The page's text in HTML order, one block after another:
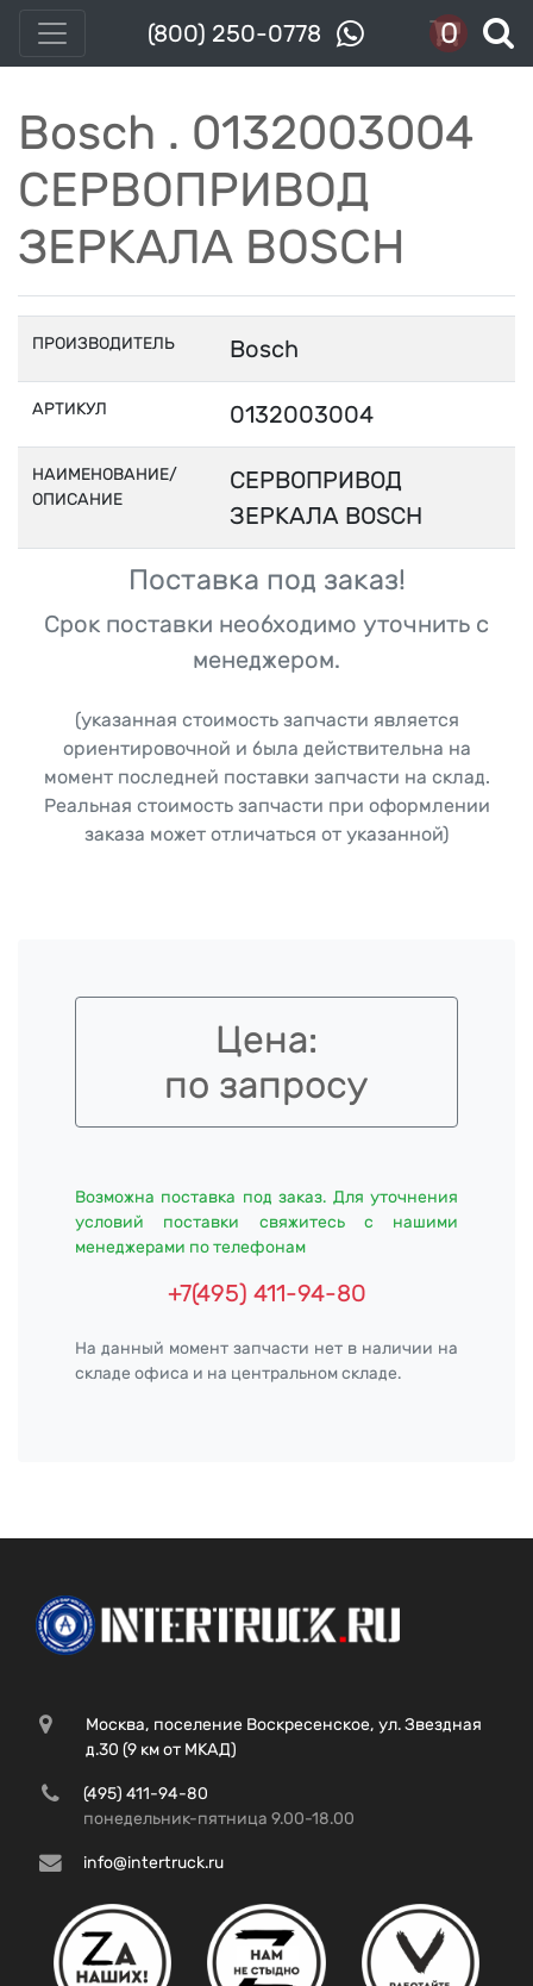
(800) 250-0778 0
Bosch . 0132003004
СЕРВОПРИВОД
ЗЕРКАЛА BOSCH
ПРОИЗВОДИТЕЛЬ Bosch
АРТИКУЛ 0132003004
НАИМЕНОВАНИЕ/
ОПИСАНИЕ
СЕРВОПРИВОД
ЗЕРКАЛА BOSCH
Поставка под заказ!
Срок поставки необходимо уточнить с
менеджером.
(указанная стоимость запчасти является
ориентировочной и была действительна на
момент последней поставки запчасти на склад.
Реальная стоимость запчасти при оформлении
заказа может отличаться от указанной)
Цена:
по запросу
Возможна поставка под заказ. Для уточнения
условий поставки свяжитесь с нашими
менеджерами по телефонам
+7(495) 411-94-80
На данный момент запчасти нет в наличии на
складе офиса и на центральном складе.
Москва, поселение Воскресенское, ул. Звездная
д.30 (9 км от МКАД)
(495) 411-94-80
понедельник-пятница 9.00-18.00
info@intertruck.ru